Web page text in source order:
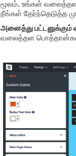
மூலம், உங்கள்
நீங்கள் தேர்ந்தெடுத்த
அனைத்து பட்டனுக்கும்
வலைத்தள